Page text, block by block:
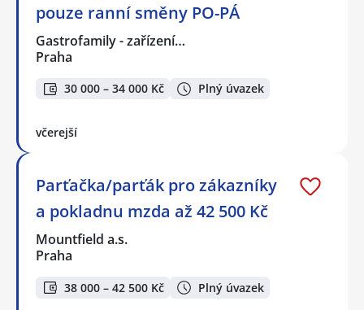
pouze ranní směny PO-PÁ
Gastrofamily - zařízení…
Praha
30 000 – 34 000 Kč Plný úvazek
včerejší
Parťačka/parťák pro zákazníky
a pokladnu mzda až 42 500 Kč
Mountfield a.s.
Praha
38 000 – 42 500 Kč Plný úvazek